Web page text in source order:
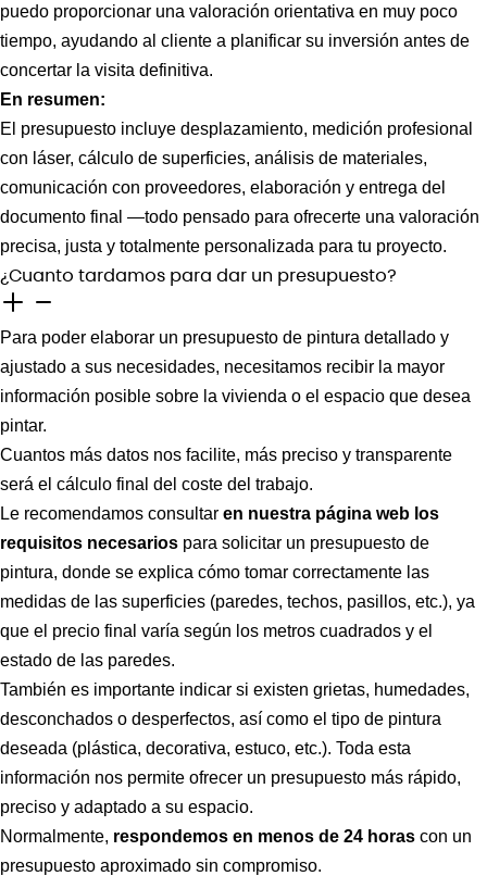
puedo proporcionar una valoración orientativa en muy poco
tiempo, ayudando al cliente a planificar su inversión antes de
concertar la visita definitiva.
En resumen:
El presupuesto incluye desplazamiento, medición profesional
con láser, cálculo de superficies, análisis de materiales,
comunicación con proveedores, elaboración y entrega del
documento final —todo pensado para ofrecerte una valoración
precisa, justa y totalmente personalizada para tu proyecto.
¿Cuanto tardamos para dar un presupuesto?
Para poder elaborar un presupuesto de pintura detallado y
ajustado a sus necesidades, necesitamos recibir la mayor
información posible sobre la vivienda o el espacio que desea
pintar.
Cuantos más datos nos facilite, más preciso y transparente
será el cálculo final del coste del trabajo.
Le recomendamos consultar en nuestra página web los
requisitos necesarios para solicitar un presupuesto de
pintura, donde se explica cómo tomar correctamente las
medidas de las superficies (paredes, techos, pasillos, etc.), ya
que el precio final varía según los metros cuadrados y el
estado de las paredes.
También es importante indicar si existen grietas, humedades,
desconchados o desperfectos, así como el tipo de pintura
deseada (plástica, decorativa, estuco, etc.). Toda esta
información nos permite ofrecer un presupuesto más rápido,
preciso y adaptado a su espacio.
Normalmente, respondemos en menos de 24 horas con un
presupuesto aproximado sin compromiso.